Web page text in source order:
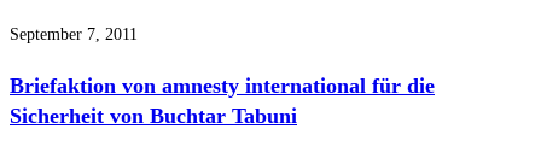
September 7, 2011
Briefaktion von amnesty international für die
Sicherheit von Buchtar Tabuni